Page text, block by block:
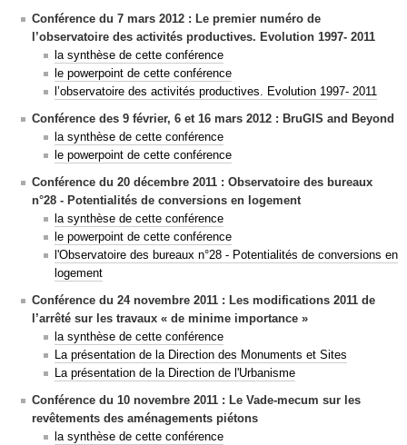
Conférence du 7 mars 2012 : Le premier numéro de
l’observatoire des activités productives. Evolution 1997- 2011
la synthèse de cette conférence
le powerpoint de cette conférence
l’observatoire des activités productives. Evolution 1997- 2011
Conférence des 9 février, 6 et 16 mars 2012 : BruGIS and Beyond
la synthèse de cette conférence
le powerpoint de cette conférence
Conférence du 20 décembre 2011 : Observatoire des bureaux
n°28 - Potentialités de conversions en logement
la synthèse de cette conférence
le powerpoint de cette conférence
l'Observatoire des bureaux n°28 - Potentialités de conversions en
logement
Conférence du 24 novembre 2011 : Les modifications 2011 de
l’arrêté sur les travaux « de minime importance »
la synthèse de cette conférence
La présentation de la Direction des Monuments et Sites
La présentation de la Direction de l'Urbanisme
Conférence du 10 novembre 2011 : Le Vade-mecum sur les
revêtements des aménagements piétons
la synthèse de cette conférence